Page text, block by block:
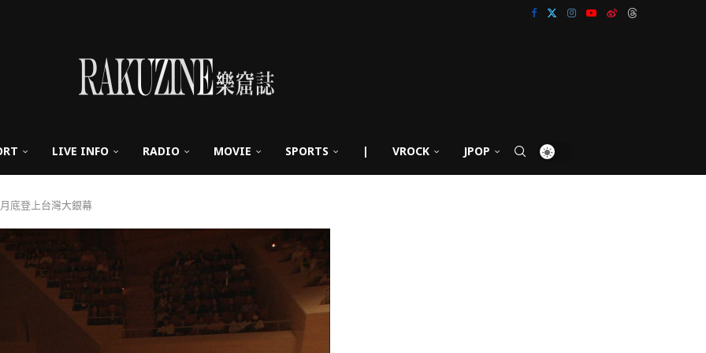
LIVE INFO RADIO MOVIE SPORTS | VROCK JPOP
底登上台灣大銀幕